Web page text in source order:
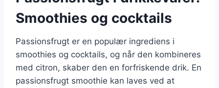
Smoothies og cocktails
Passionsfrugt er en populær ingrediens i
smoothies og cocktails, og når den kombineres
med citron, skaber den en forfriskende drik. En
passionsfrugt smoothie kan laves ved at